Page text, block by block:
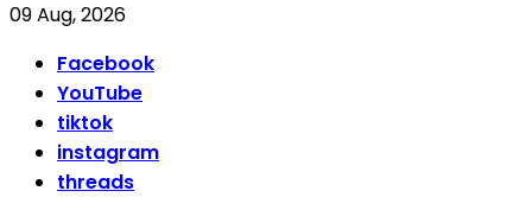
09 Aug, 2026
Facebook
YouTube
tiktok
instagram
threads